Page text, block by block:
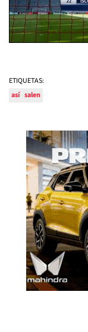
ETIQUETAS:
así salen